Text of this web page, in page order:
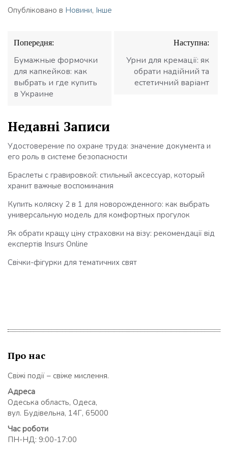
Опубліковано в Новини, Інше
Навігація
записів
Попередня:
Бумажные формочки
для капкейков: как
выбрать и где купить
в Украине
Наступна:
Урни для кремації: як
обрати надійний та
естетичний варіант
Недавні Записи
Удостоверение по охране труда: значение документа и
его роль в системе безопасности
Браслеты с гравировкой: стильный аксессуар, который
хранит важные воспоминания
Купить коляску 2 в 1 для новорожденного: как выбрать
универсальную модель для комфортных прогулок
Як обрати кращу ціну страховки на візу: рекомендації від
експертів Insurs Online
Свічки-фігурки для тематичних свят
Про нас
Свіжі події – свіже мислення.
Адреса
Одеська область, Одеса,
вул. Будівельна, 14Г, 65000
Час роботи
ПН-НД: 9:00-17:00